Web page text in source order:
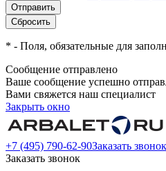
* - Поля, обязательные для
Сообщение отправлено
Ваше сообщение успешно
Вами свяжется наш специалист
Закрыть окно
+7 (495) 790-62-90Заказать звонок
Заказать звонок